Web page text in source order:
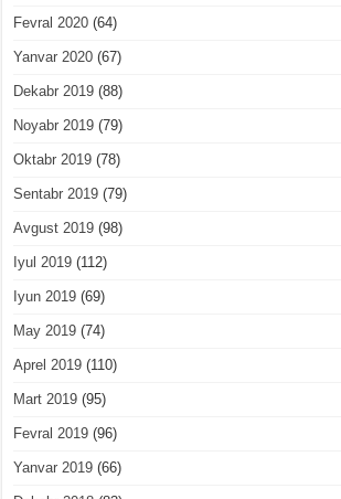
Fevral 2020 (64)
Yanvar 2020 (67)
Dekabr 2019 (88)
Noyabr 2019 (79)
Oktabr 2019 (78)
Sentabr 2019 (79)
Avgust 2019 (98)
Iyul 2019 (112)
Iyun 2019 (69)
May 2019 (74)
Aprel 2019 (110)
Mart 2019 (95)
Fevral 2019 (96)
Yanvar 2019 (66)